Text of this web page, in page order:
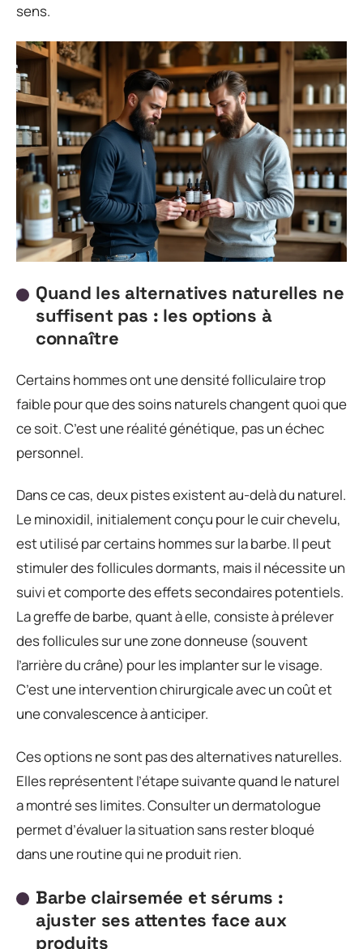
sens.
Quand les alternatives naturelles ne
suffisent pas : les options à
connaître
Certains hommes ont une densité folliculaire trop
faible pour que des soins naturels changent quoi que
ce soit. C’est une réalité génétique, pas un échec
personnel.
Dans ce cas, deux pistes existent au-delà du naturel.
Le minoxidil, initialement conçu pour le cuir chevelu,
est utilisé par certains hommes sur la barbe. Il peut
stimuler des follicules dormants, mais il nécessite un
suivi et comporte des effets secondaires potentiels.
La greffe de barbe, quant à elle, consiste à prélever
des follicules sur une zone donneuse (souvent
l’arrière du crâne) pour les implanter sur le visage.
C’est une intervention chirurgicale avec un coût et
une convalescence à anticiper.
Ces options ne sont pas des alternatives naturelles.
Elles représentent l’étape suivante quand le naturel
a montré ses limites. Consulter un dermatologue
permet d’évaluer la situation sans rester bloqué
dans une routine qui ne produit rien.
Barbe clairsemée et sérums :
ajuster ses attentes face aux
produits